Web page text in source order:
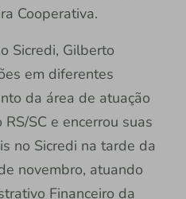
Cooperativa.
Sicredi, Gilberto
em diferentes
da área de atuação
SC e encerrou suas
no Sicredi na tarde da
novembro, atuando
Financeiro da